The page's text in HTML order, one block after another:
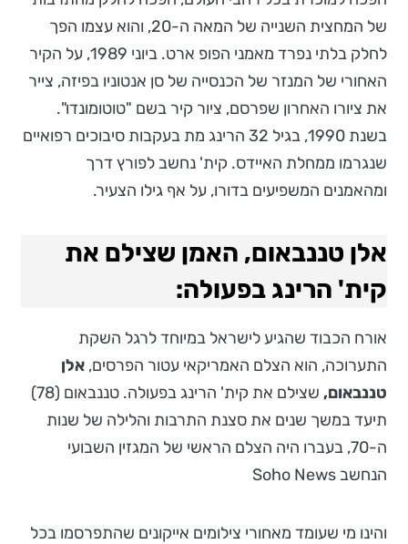
של המחצית השנייה של המאה ה-20, והוא עצמו הפך
לחלק בלתי נפרד מאמני הפופ ארט. ביוני 1989, על הקיר
האחורי של המנזר של הכנסייה של סן אנטוניו בפיזה, צייר
את ציורו האחרון שפרסם, ציור קיר בשם "טוטומונדו".
בשנת 1990, בגיל 32 הרינג מת בעקבות סיבוכים רפואיים
שנגרמו ממחלת האיידס. קית' נחשב לפורץ דרך
ומהאמנים המשפיעים בדורו, על אף גילו הצעיר.
אלן טננבאום, האמן שצילם את
קית' הרינג בפעולה:
אורח הכבוד שהגיע לישראל במיוחד לרגל השקת
התערוכה, הוא הצלם האמריקאי עטור הפרסים, אלן
טננבאום,
שצילם את קית' הרינג בפעולה. טננבאום (78)
תיעד במשך שנים את סצנת התרבות והלילה של שנות
ה-70, בעברו היה הצלם הראשי של המגזין השבועי
הנחשב Soho News
והינו מי שעומד מאחורי צילומים אייקונים שהתפרסמו בכל